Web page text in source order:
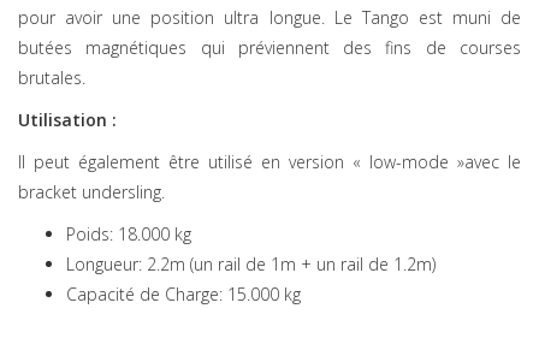
pour avoir une position ultra longue. Le Tango est muni de
butées magnétiques qui préviennent des fins de courses
brutales.
Utilisation :
Il peut également être utilisé en version « low-mode »avec le
bracket undersling.
Poids: 18.000 kg
Longueur: 2.2m (un rail de 1m + un rail de 1.2m)
Capacité de Charge: 15.000 kg